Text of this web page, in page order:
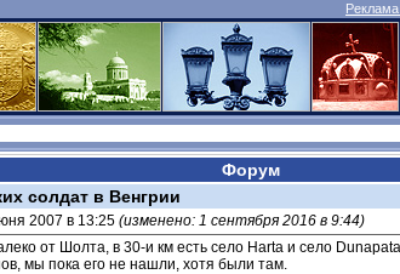
Форум
солдат в Венгрии
2007 в 13:25 (изменено: 1 сентября 2016 в 9:44)
от Шолта, в 30-и км есть село Harta и село
мы пока его не нашли, хотя были там.